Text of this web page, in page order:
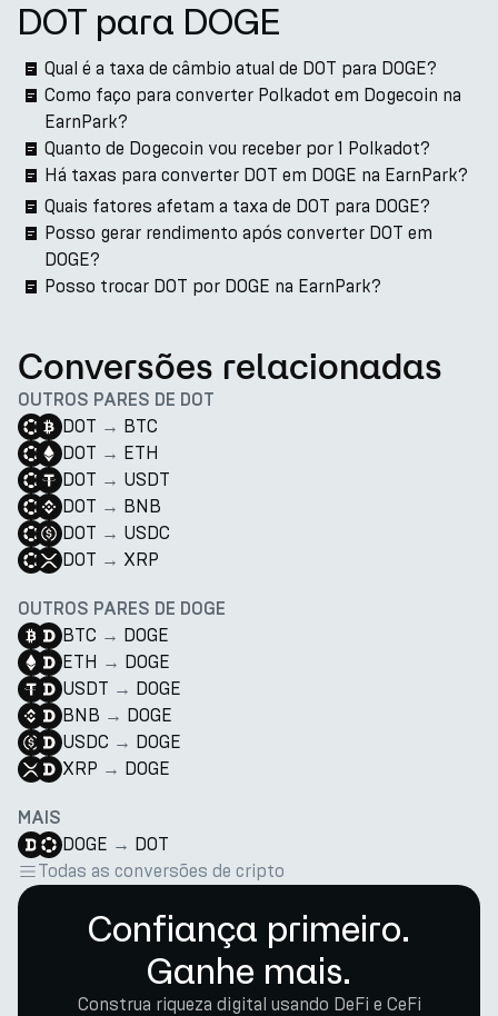
DOT para DOGE
Qual é a taxa de câmbio atual de DOT para DOGE?
Como faço para converter Polkadot em Dogecoin na
EarnPark?
Quanto de Dogecoin vou receber por 1 Polkadot?
Há taxas para converter DOT em DOGE na EarnPark?
Quais fatores afetam a taxa de DOT para DOGE?
Posso gerar rendimento após converter DOT em
DOGE?
Posso trocar DOT por DOGE na EarnPark?
Conversões relacionadas
OUTROS PARES DE DOT
DOT → BTC
DOT → ETH
DOT → USDT
DOT → BNB
DOT → USDC
DOT → XRP
OUTROS PARES DE DOGE
BTC → DOGE
ETH → DOGE
USDT → DOGE
BNB → DOGE
USDC → DOGE
XRP → DOGE
MAIS
DOGE → DOT
Todas as conversões de cripto
Confiança primeiro.
Ganhe mais.
Construa riqueza digital usando DeFi e CeFi